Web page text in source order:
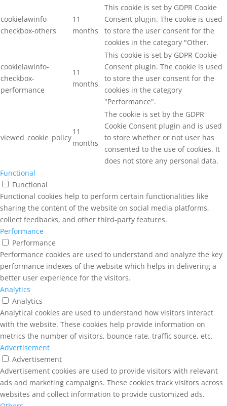
cookielawinfo-
checkbox-others
11
months
This cookie is set by GDPR Cookie
Consent plugin. The cookie is used
to store the user consent for the
cookies in the category "Other.
cookielawinfo-
checkbox-
performance
11
months
This cookie is set by GDPR Cookie
Consent plugin. The cookie is used
to store the user consent for the
cookies in the category
"Performance".
viewed_cookie_policy
11
months
The cookie is set by the GDPR
Cookie Consent plugin and is used
to store whether or not user has
consented to the use of cookies. It
does not store any personal data.
Functional
Functional
Functional cookies help to perform certain functionalities like
sharing the content of the website on social media platforms,
collect feedbacks, and other third-party features.
Performance
Performance
Performance cookies are used to understand and analyze the key
performance indexes of the website which helps in delivering a
better user experience for the visitors.
Analytics
Analytics
Analytical cookies are used to understand how visitors interact
with the website. These cookies help provide information on
metrics the number of visitors, bounce rate, traffic source, etc.
Advertisement
Advertisement
Advertisement cookies are used to provide visitors with relevant
ads and marketing campaigns. These cookies track visitors across
websites and collect information to provide customized ads.